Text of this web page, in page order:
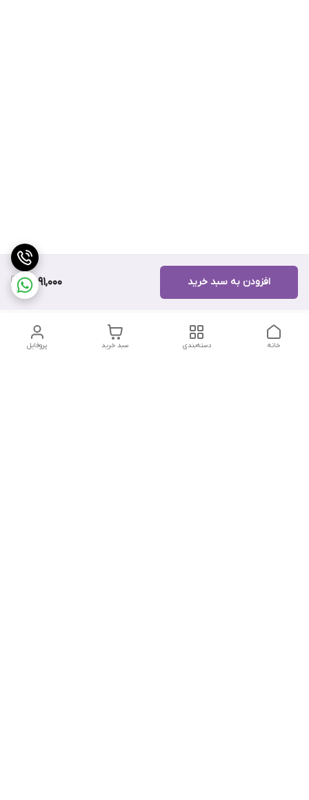
8,091,000 افزودن به سبد خرید
پروفایل سبد خرید دسته‌بندی خانه